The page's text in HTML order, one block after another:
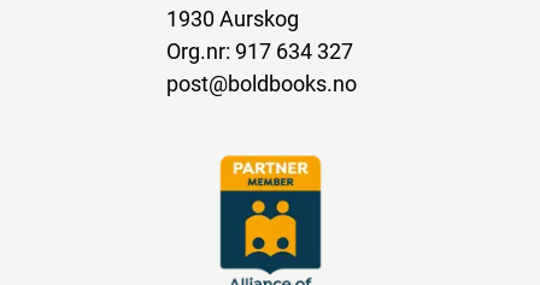
1930 Aurskog
Org.nr: 917 634 327
post@boldbooks.no